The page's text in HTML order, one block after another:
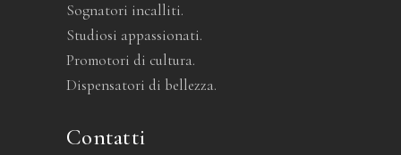
Sognatori incalliti.
Studiosi appassionati.
Promotori di cultura.
Dispensatori di bellezza.
Contatti